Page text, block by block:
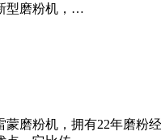
型磨粉机，…
磨粉机，拥有22年磨粉